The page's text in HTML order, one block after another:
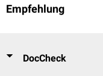
Empfehlung
DocCheck